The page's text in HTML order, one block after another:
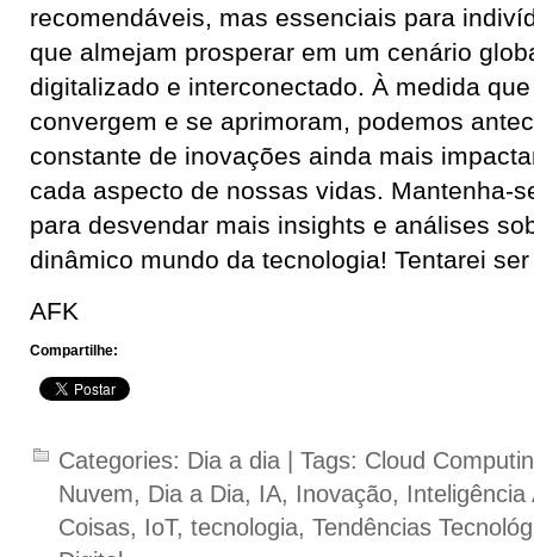
recomendáveis, mas essenciais para
que almejam prosperar em um cenário
digitalizado e interconectado. À medida
convergem e se aprimoram, podemos
constante de inovações ainda mais
cada aspecto de nossas vidas. Mantenha-
para desvendar mais insights e análises
dinâmico mundo da tecnologia! Tentarei
AFK
Compartilhe:
Categories: Dia a dia | Tags: Cloud
Nuvem, Dia a Dia, IA, Inovação, Inteligência
Coisas, IoT, tecnologia, Tendências